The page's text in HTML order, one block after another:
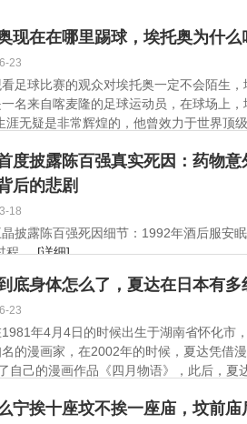
CCTV5篮球收视新纪录
场引
现在在哪里踢球，埃托奥为什么
23
足球比赛的观众对埃托奥一定不会陌生
名来自喀麦隆的足球运动员，在球场上
涯无疑是非常辉煌的，他曾效力于世界顶
度披露陈百强真实死因：药物
后的悲剧
18
披露陈百强死因细节：1992年酒后服安
程 ...[详细]
底身体怎么了，夏达在日本有多
23
年4月4日的时候出生于湖南省怀化市
的漫画家，在2002年的时候，夏达凭借
自己的漫画作品《四月物语》，此后，夏
宁挨十座坟不挨一座庙，坟前庙